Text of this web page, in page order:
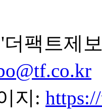
더팩트제
지: